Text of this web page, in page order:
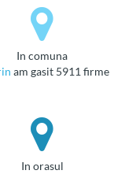
in comuna
am gasit 5911 firme
in orasul